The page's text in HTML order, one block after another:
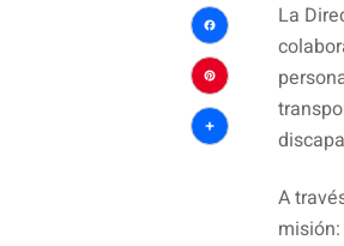
Pinterest
La
A